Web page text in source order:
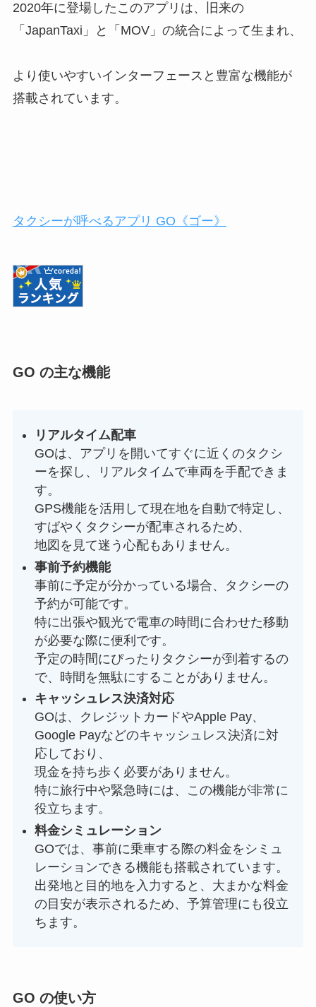
2020年に登場したこのアプリは、旧来の
「JapanTaxi」と「MOV」の統合によって生まれ、
より使いやすいインターフェースと豊富な機能が
搭載されています。
タクシーが呼べるアプリ GO《ゴー》
GO の主な機能
リアルタイム配車
GOは、アプリを開いてすぐに近くのタクシ
ーを探し、リアルタイムで車両を手配できま
す。
GPS機能を活用して現在地を自動で特定し、
すばやくタクシーが配車されるため、
地図を見て迷う心配もありません。
事前予約機能
事前に予定が分かっている場合、タクシーの
予約が可能です。
特に出張や観光で電車の時間に合わせた移動
が必要な際に便利です。
予定の時間にぴったりタクシーが到着するの
で、時間を無駄にすることがありません。
キャッシュレス決済対応
GOは、クレジットカードやApple Pay、
Google Payなどのキャッシュレス決済に対
応しており、
現金を持ち歩く必要がありません。
特に旅行中や緊急時には、この機能が非常に
役立ちます。
料金シミュレーション
GOでは、事前に乗車する際の料金をシミュ
レーションできる機能も搭載されています。
出発地と目的地を入力すると、大まかな料金
の目安が表示されるため、予算管理にも役立
ちます。
GO の使い方